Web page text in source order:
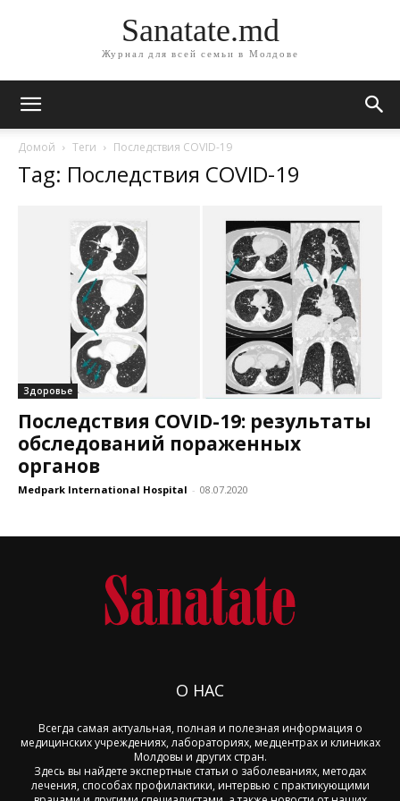
Sanatate.md
Журнал для всей семьи в Молдове
Домой Теги Последствия COVID-19
Tag: Последствия COVID-19
Здоровье
Последствия COVID-19: результаты
обследований пораженных
органов
Medpark International Hospital - 08.07.2020
О НАС
Всегда самая актуальная, полная и полезная информация о
медицинских учреждениях, лабораториях, медцентрах и клиниках
Молдовы и других стран.
Здесь вы найдете экспертные статьи о заболеваниях, методах
лечения, способах профилактики, интервью с практикующими